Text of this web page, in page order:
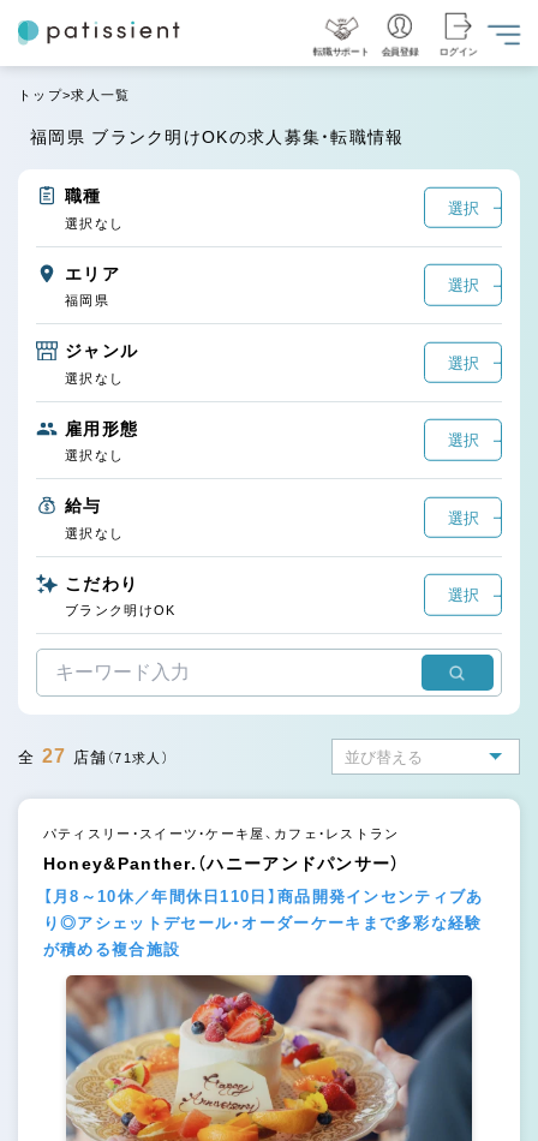
転職サポート 会員登録 ログイン
トップ 求人一覧
福岡県 ブランク明けOKの求人募集・転職情報
職種
選択
選択なし
エリア
選択
福岡県
ジャンル
選択
選択なし
雇用形態
選択
選択なし
給与
選択
選択なし
こだわり
選択
ブランク明けOK
全 27 店舗 （71求人）
パティスリー・スイーツ・ケーキ屋、カフェ・レストラン
Honey&Panther.（ハニーアンドパンサー）
【月8～10休／年間休日110日】商品開発インセンティブあ
り◎アシェットデセール・オーダーケーキまで多彩な経験
が積める複合施設